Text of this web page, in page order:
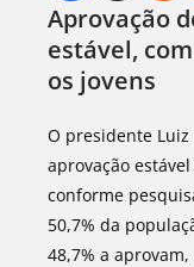
Aprovação
estável,
os jovens
O presidente
aprovação
conforme
50,7% da
48,7% a